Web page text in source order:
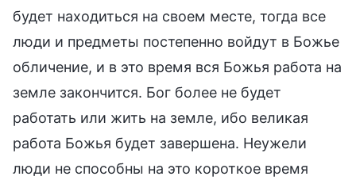
будет находиться на своем месте, тогда все
люди и предметы постепенно войдут в Божье
обличение, и в это время вся Божья работа на
земле закончится. Бог более не будет
работать или жить на земле, ибо великая
работа Божья будет завершена. Неужели
люди не способны на это короткое время